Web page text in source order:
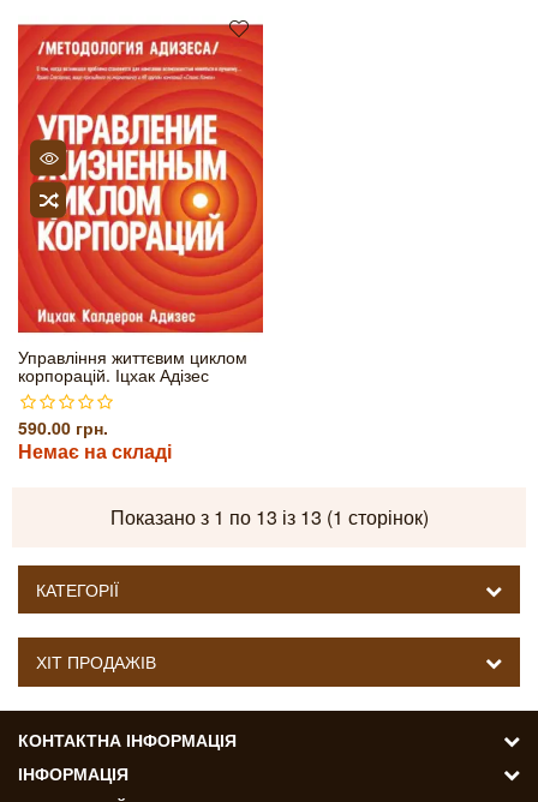
Управління життєвим циклом
корпорацій. Іцхак Адізес
590.00 грн.
Немає на складі
Показано з 1 по 13 із 13 (1 сторінок)
КАТЕГОРІЇ
ХІТ ПРОДАЖІВ
КОНТАКТНА ІНФОРМАЦІЯ
ІНФОРМАЦІЯ